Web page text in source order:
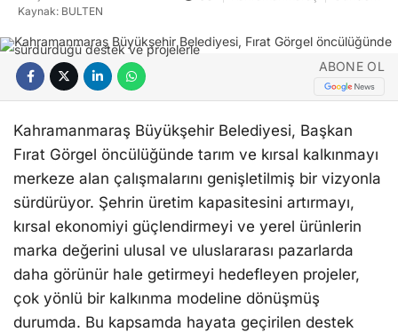
Kaynak: BULTEN
ABONE OL
Kahramanmaraş Büyükşehir Belediyesi, Başkan
Fırat Görgel öncülüğünde tarım ve kırsal kalkınmayı
merkeze alan çalışmalarını genişletilmiş bir vizyonla
sürdürüyor. Şehrin üretim kapasitesini artırmayı,
kırsal ekonomiyi güçlendirmeyi ve yerel ürünlerin
marka değerini ulusal ve uluslararası pazarlarda
daha görünür hale getirmeyi hedefleyen projeler,
çok yönlü bir kalkınma modeline dönüşmüş
durumda. Bu kapsamda hayata geçirilen destek